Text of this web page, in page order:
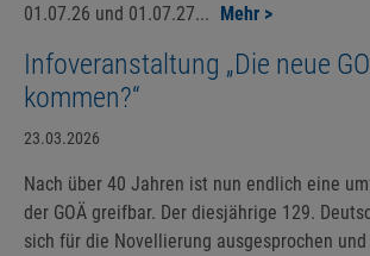
01.07.26 und 01.07.27... Mehr >
Infoveranstaltung „Die neue
kommen?“
23.03.2026
Nach über 40 Jahren ist nun endlich eine
der GOÄ greifbar. Der diesjährige 129.
sich für die Novellierung ausgesprochen